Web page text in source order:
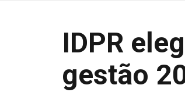
IDPR
gestão